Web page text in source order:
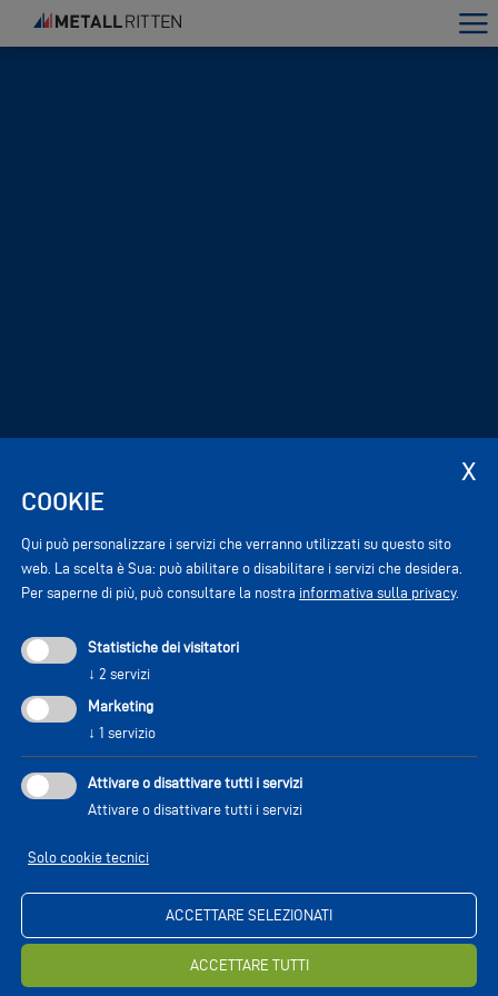
COOKIE
Qui può personalizzare i servizi che verranno utilizzati su questo sito
web. La scelta è Sua: può abilitare o disabilitare i servizi che desidera.
Per saperne di più, può consultare la nostra informativa sulla privacy.
Statistiche dei visitatori
↓ 2 servizi
Marketing
↓ 1 servizio
Attivare o disattivare tutti i servizi
Attivare o disattivare tutti i servizi
Solo cookie tecnici
ACCETTARE SELEZIONATI
ACCETTARE TUTTI